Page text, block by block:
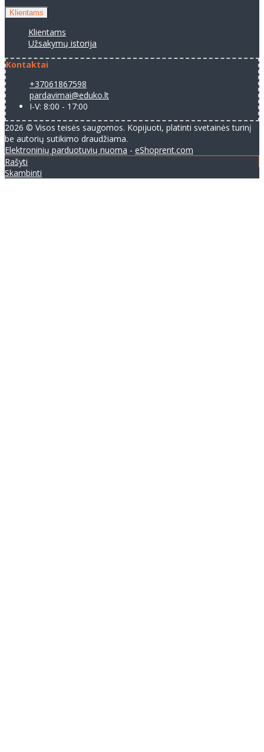
Klientams
Klientams
Užsakymų istorija
Kontaktai
+37061867598
pardavimai@eduko.lt
I-V: 8:00 - 17:00
2026 © Visos teisės saugomos. Kopijuoti, platinti svetainės turinį
be autorių sutikimo draudžiama.
Elektroninių parduotuvių nuoma - eShoprent.com
Rašyti
Skambinti